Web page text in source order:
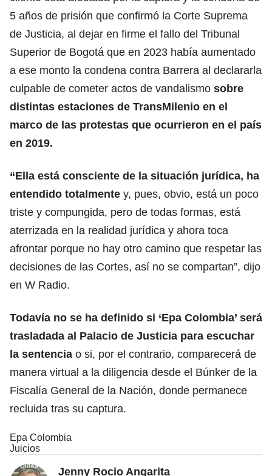
5 años de prisión que confirmó la Corte Suprema
de Justicia, al dejar en firme el fallo del Tribunal
Superior de Bogotá que en 2023 había aumentado
a ese monto la condena contra Barrera al declararla
culpable de cometer actos de vandalismo sobre
distintas estaciones de TransMilenio en el
marco de las protestas que ocurrieron en el país
en 2019.
“Ella está consciente de la situación jurídica, ha
entendido totalmente y, pues, obvio, está un poco
triste y compungida, pero de todas formas, está
aterrizada en la realidad jurídica y ahora toca
afrontar porque no hay otro camino que respetar las
decisiones de las Cortes, así no se compartan”, dijo
en W Radio.
Todavía no se ha definido si ‘Epa Colombia’ será
trasladada al Palacio de Justicia para escuchar
la sentencia o si, por el contrario, comparecerá de
manera virtual a la diligencia desde el Búnker de la
Fiscalía General de la Nación, donde permanece
recluida tras su captura.
Epa Colombia
Juicios
Jenny Rocio Angarita